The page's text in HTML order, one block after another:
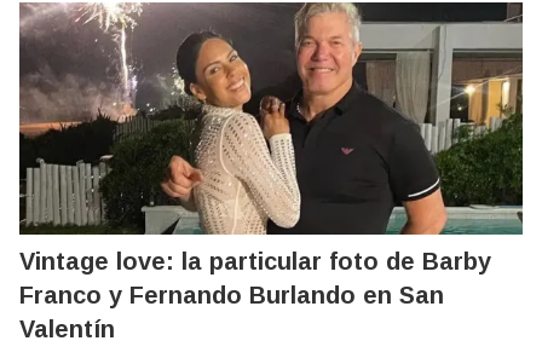
Vintage love: la particular foto de Barby
Franco y Fernando Burlando en San
Valentín